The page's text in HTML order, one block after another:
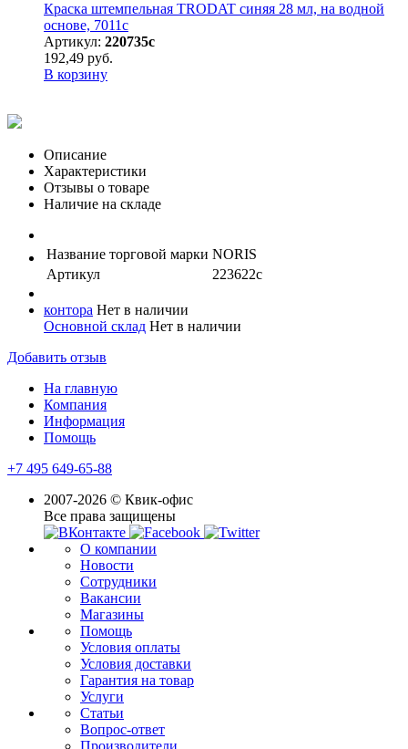
Краска штемпельная TRODAT синяя 28 мл, на водной
основе, 7011с
Артикул: 220735с
192,49 руб.
В корзину
Описание
Характеристики
Отзывы о товаре
Наличие на складе
Название торговой марки NORIS
Артикул
223622с
контора Нет в наличии
Основной склад Нет в наличии
Добавить отзыв
На главную
Компания
Информация
Помощь
+7 495 649-65-88
2007-2026 © Квик-офис
Все права защищены
О компании
Новости
Сотрудники
Вакансии
Магазины
Помощь
Условия оплаты
Условия доставки
Гарантия на товар
Услуги
Статьи
Вопрос-ответ